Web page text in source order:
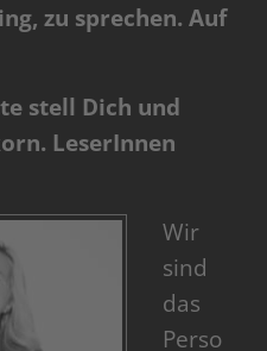
zu sprechen. Auf
stell Dich und
LeserInnen
Wir
sind
das
Perso